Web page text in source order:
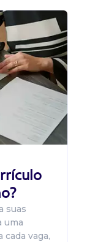
suas
uma
vaga,